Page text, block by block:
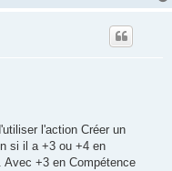
l'action Créer un
si il a +3 ou +4 en
+3 en Compétence